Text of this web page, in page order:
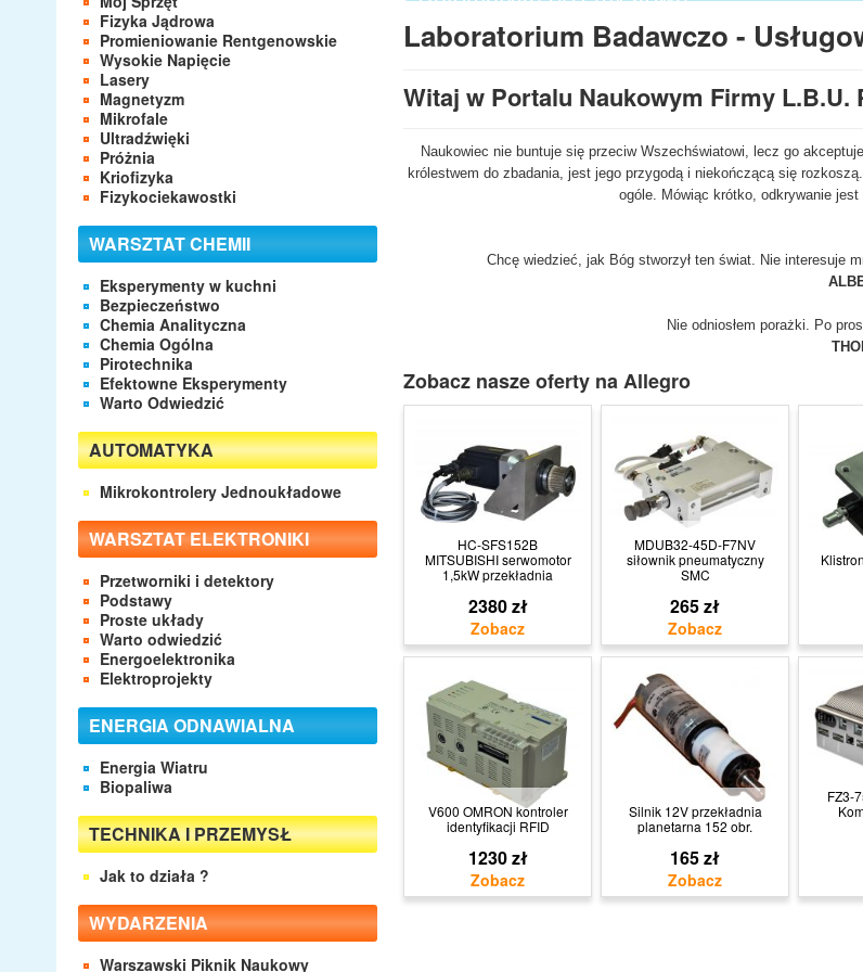
Fizyka Jądrowa
Promieniowanie Rentgenowskie
Wysokie Napięcie
Lasery
Magnetyzm
Mikrofale
Ultradźwięki
Próżnia
Kriofizyka
Fizykociekawostki
WARSZTAT CHEMII
Eksperymenty w kuchni
Bezpieczeństwo
Chemia Analityczna
Chemia Ogólna
Pirotechnika
Efektowne Eksperymenty
Warto Odwiedzić
AUTOMATYKA
Mikrokontrolery Jednoukładowe
WARSZTAT ELEKTRONIKI
Przetworniki i detektory
Podstawy
Proste układy
Warto odwiedzić
Energoelektronika
Elektroprojekty
ENERGIA ODNAWIALNA
Energia Wiatru
Biopaliwa
TECHNIKA I PRZEMYSŁ
Jak to działa ?
WYDARZENIA
Warszawski Piknik Naukowy
- Laboratorium,
- Elementy budowy maszyn i wiele innych.
Laboratorium Badawczo -
Witaj w Portalu Naukowym Firmy L.B.U.
Naukowiec nie buntuje się przeciw Wszechświatowi, lecz go
królestwem do zbadania, jest jego przygodą i niekończącą się
ogóle. Mówiąc krótko, odkrywanie
Chcę wiedzieć, jak Bóg stworzył ten świat. Nie interesuje
Nie odniosłem porażki. Po
Zobacz nasze oferty na Allegro
HC-SFS152B
MITSUBISHI serwomotor
1,5kW przekładnia
2380 zł
MDUB32-45D-F7NV
siłownik pneumatyczny
SMC
265 zł
V600 OMRON kontroler
identyfikacji RFID
1230 zł
Silnik 12V przekładnia
planetarna 152 obr.
165 zł
FZ3-